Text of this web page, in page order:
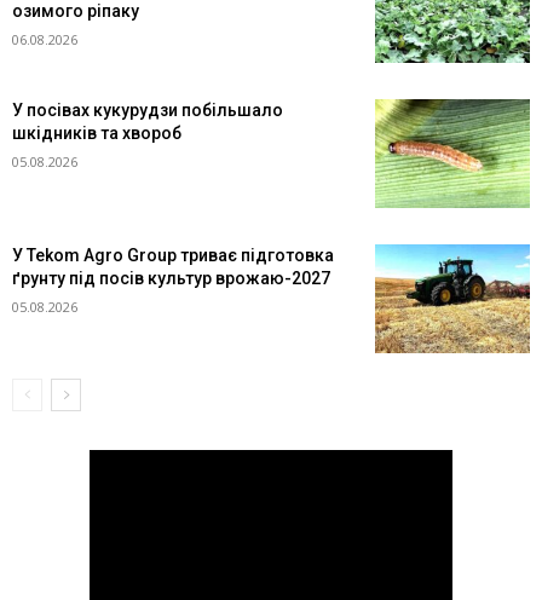
озимого ріпаку
06.08.2026
У посівах кукурудзи побільшало
шкідників та хвороб
05.08.2026
У Tekom Agro Group триває підготовка
ґрунту під посів культур врожаю-2027
05.08.2026